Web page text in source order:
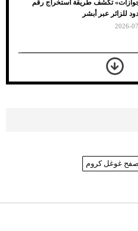
تكشف طريقة استخراج رقم
للزائر عبر أبشر
2026-
بعد 7 أشهر من تعرضه لحادث مروع.. جوشوا
على برينغا بـ"الضربة القاضية" (فيديو)
غوغل كروم